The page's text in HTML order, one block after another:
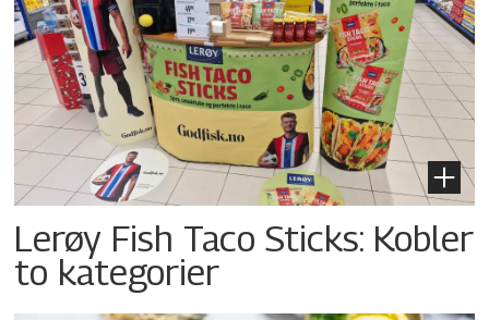
Lerøy Fish Taco Sticks: Kobler
to kategorier